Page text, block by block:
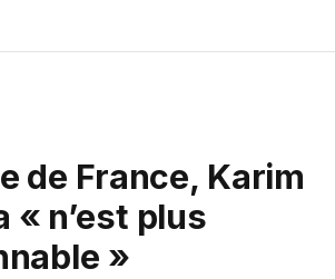
de France, Karim
« n’est plus
»